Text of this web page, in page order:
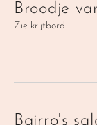
Broodje
Zie krijtbord
Bairro's